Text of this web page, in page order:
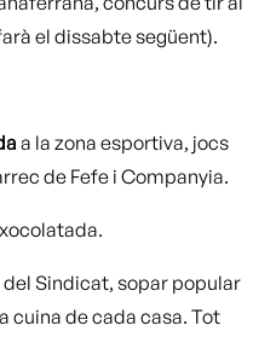
el dissabte següent).
a la zona esportiva, jocs
de Fefe i Companyia.
Sindicat, sopar popular
cuina de cada casa. Tot